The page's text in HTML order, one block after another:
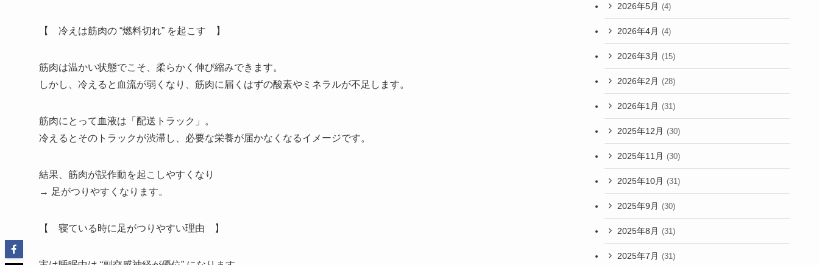
【 冷えは筋肉の “燃料切れ” を起こす 】
筋肉は温かい状態でこそ、柔らかく伸び縮みできます。
しかし、冷えると血流が弱くなり、筋肉に届くはずの酸素やミネラルが不足します。
筋肉にとって血液は「配送トラック」。
冷えるとそのトラックが渋滞し、必要な栄養が届かなくなるイメージです。
結果、筋肉が誤作動を起こしやすくなり
→ 足がつりやすくなります。
【 寝ている時に足がつりやすい理由 】
2026年5月 (4)
2026年4月 (4)
2026年3月 (15)
2026年2月 (28)
2026年1月 (31)
2025年12月 (30)
2025年11月 (30)
2025年10月 (31)
2025年9月 (30)
2025年8月 (31)
2025年7月 (31)